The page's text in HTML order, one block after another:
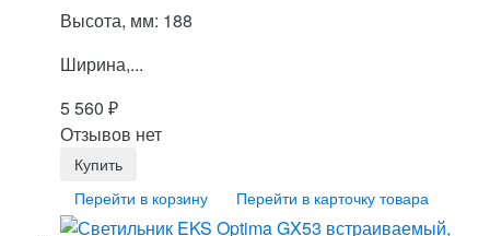
Высота, мм: 188
Ширина,...
5 560 ₽
Отзывов нет
Перейти в корзину Перейти в карточку товара